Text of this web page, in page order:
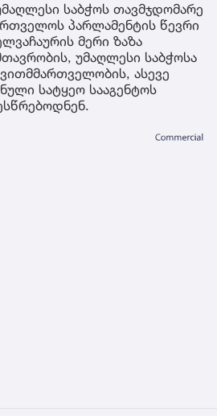
საბჭოს თავმჯდომარე
პარლამენტის წევრი
მერი ზაზა
უმაღლესი საბჭოსა
ასევე
სატყეო სააგენტოს